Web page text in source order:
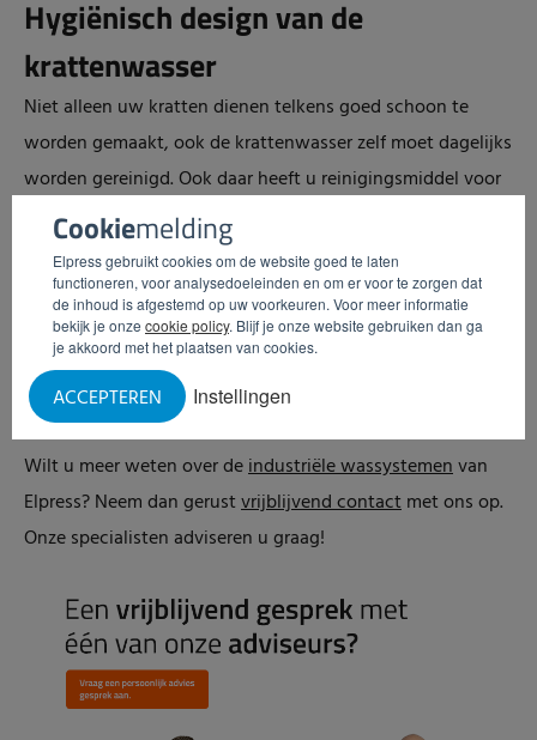
Cookiemelding
Elpress gebruikt cookies om de website goed te laten
functioneren, voor analysedoeleinden en om er voor te zorgen dat
de inhoud is afgestemd op uw voorkeuren. Voor meer informatie
bekijk je onze cookie policy. Blijf je onze website gebruiken dan ga
je akkoord met het plaatsen van cookies.
Instellingen
ACCEPTEREN
Hygiënisch design van de
krattenwasser
Niet alleen uw kratten dienen telkens goed schoon te
worden gemaakt, ook de krattenwasser zelf moet dagelijks
worden gereinigd. Ook daar heeft u reinigingsmiddel voor
nodig. Door het hygiënische design van de krattenwassers
van Elpress – uitgevoerd in roestvaststaal en dusdanig
vormgegeven dat het water er goed vanaf loopt – is die
hoeveelheid echter zeer beperkt en bespaart u bij het
reinigen van de wasser bovendien ook energie en water.
Meer informatie
Wilt u meer weten over deindustriële wassystemenvan
Elpress? Neem dan gerustvrijblijvend contactmet ons op.
Onze specialisten adviseren u graag!